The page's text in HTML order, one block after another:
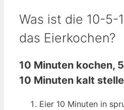
Was ist die 10-5-
das Eierkochen?
10 Minuten kochen,
10 Minuten kalt
Eier 10 Minuten in